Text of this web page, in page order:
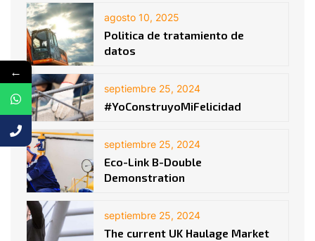
agosto 10, 2025
Politica de tratamiento de
datos
septiembre 25, 2024
#YoConstruyoMiFelicidad
septiembre 25, 2024
Eco-Link B-Double
Demonstration
septiembre 25, 2024
The current UK Haulage Market
←